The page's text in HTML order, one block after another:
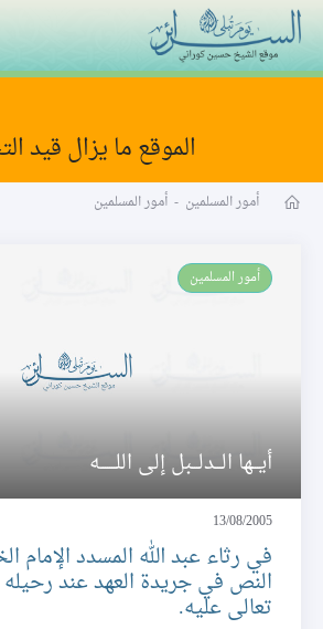
البث المباشر
الموقع ما يزال قيد
أمور المسلمين - أمور المسلمين
أمور المسلمين
أيـــها الـــدلـــبل إلى اللـــــــه
13/08/2005
في رثاء عبد الله المسدد الإمام
النص في جريدة العهد عند رحيله
تعالى عليه.